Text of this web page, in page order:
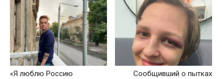
«Я люблю Россию
Сообщивший о пытках